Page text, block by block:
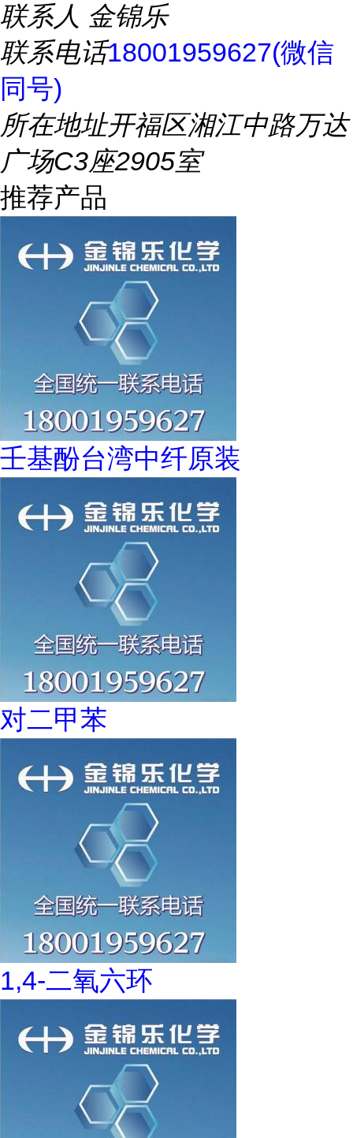
联系人 金锦乐
联系电话18001959627(微信
同号)
所在地址开福区湘江中路万达
广场C3座2905室
推荐产品
壬基酚台湾中纤原装
对二甲苯
1,4-二氧六环